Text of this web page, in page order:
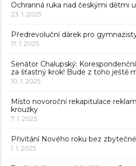
Ochranná ruka nad českými dětmi
23. 1. 2025
Předrevoluční dárek pro
17. 1. 2025
Senátor Chalupský:
za šťastný krok! Bude z toho ještě
10. 1. 2025
Místo novoroční rekapitulace
kroužky
7. 1. 2025
Přivítání Nového roku bez
1. 1. 2025